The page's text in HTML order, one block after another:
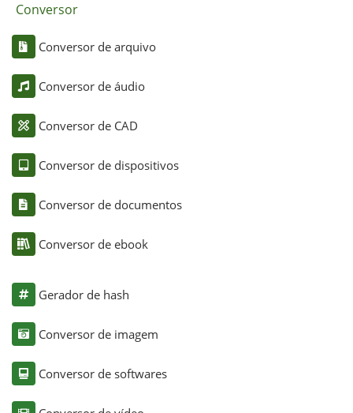
Conversor
Conversor de arquivo
Conversor de áudio
Conversor de CAD
Conversor de dispositivos
Conversor de documentos
Conversor de ebook
Gerador de hash
Conversor de imagem
Conversor de softwares